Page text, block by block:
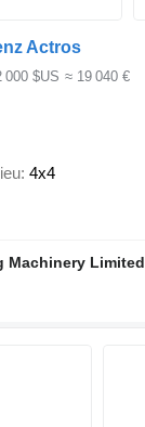
Actros
000 $US ≈ 19 040 €
4x4
Machinery Limited